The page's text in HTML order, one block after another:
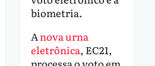
biometria.
A nova urna
eletrônica, EC21,